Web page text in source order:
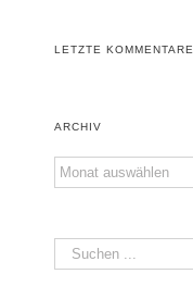
LETZTE KOMMENTARE
ARCHIV
Archiv
Suche